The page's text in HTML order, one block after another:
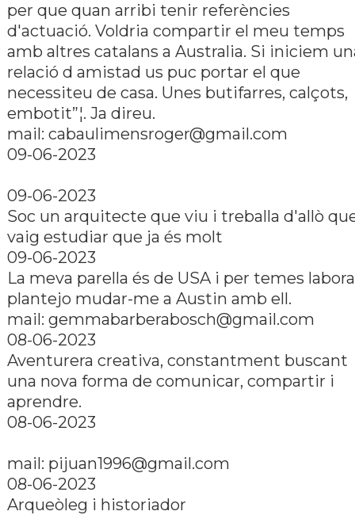
per que quan arribi tenir referències
d'actuació. Voldria compartir el meu temps
amb altres catalans a Australia. Si iniciem
relació d amistad us puc portar el que
necessiteu de casa. Unes butifarres, calçots,
embotit”¦. Ja direu.
mail: cabaulimensroger@gmail.com
09-06-2023
09-06-2023
Soc un arquitecte que viu i treballa d'allò
vaig estudiar que ja és molt
09-06-2023
La meva parella és de USA i per temes
plantejo mudar-me a Austin amb ell.
mail: gemmabarberabosch@gmail.com
08-06-2023
Aventurera creativa, constantment buscant
una nova forma de comunicar, compartir i
aprendre.
08-06-2023
mail: pijuan1996@gmail.com
08-06-2023
Arqueòleg i historiador